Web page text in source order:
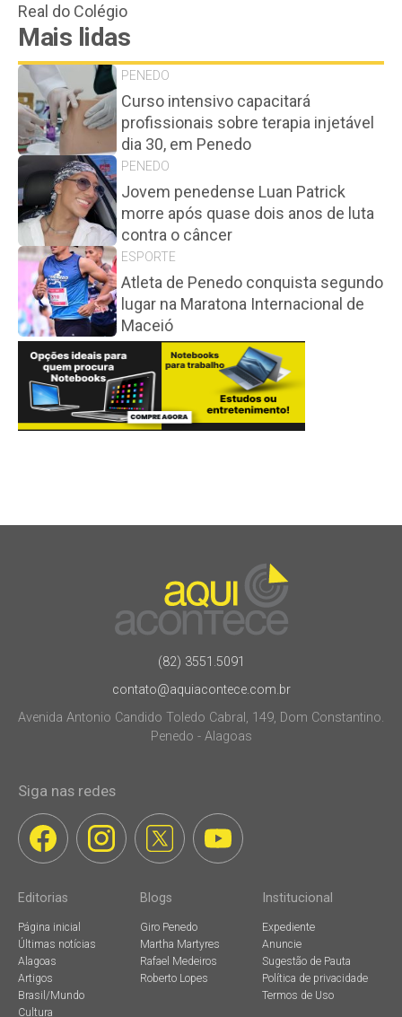
Real do Colégio
Mais lidas
PENEDO
Curso intensivo capacitará
profissionais sobre terapia injetável
dia 30, em Penedo
PENEDO
Jovem penedense Luan Patrick
morre após quase dois anos de luta
contra o câncer
ESPORTE
Atleta de Penedo conquista segundo
lugar na Maratona Internacional de
Maceió
(82) 3551.5091
contato@aquiacontece.com.br
Avenida Antonio Candido Toledo Cabral, 149, Dom Constantino.
Penedo - Alagoas
Siga nas redes
Editorias
Página inicial
Últimas notícias
Alagoas
Artigos
Brasil/Mundo
Cultura
Blogs
Giro Penedo
Martha Martyres
Rafael Medeiros
Roberto Lopes
Institucional
Expediente
Anuncie
Sugestão de Pauta
Política de privacidade
Termos de Uso